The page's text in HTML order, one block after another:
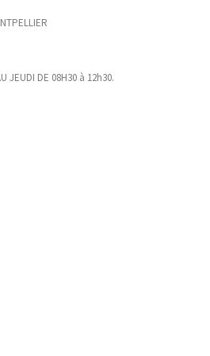
JEUDI DE 08H30 à 12h30.